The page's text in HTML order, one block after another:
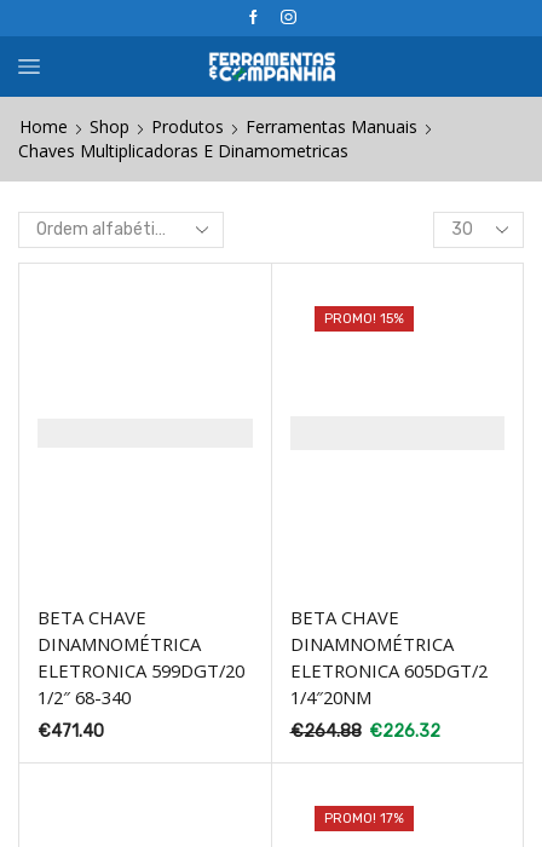
Home Shop Produtos
Ferramentas Manuais
Chaves Multiplicadoras E Dinamometricas
Products
per
BETA CHAVE
DINAMNOMÉTRICA
ELETRONICA 599DGT/20
1/2″ 68-340
€471.40
PROMO! 15%
BETA CHAVE
DINAMNOMÉTRICA
ELETRONICA 605DGT/2
1/4″20NM
€264.88 €226.32
PROMO! 17%